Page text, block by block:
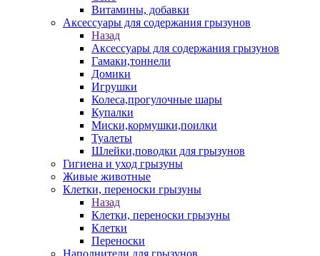
Витамины, добавки
Аксессуары для содержания грызунов
Назад
Аксессуары для содержания грызунов
Гамаки,тоннели
Домики
Игрушки
Колеса,прогулочные шары
Купалки
Миски,кормушки,поилки
Туалеты
Шлейки,поводки для грызунов
Гигиена и уход грызуны
Живые животные
Клетки, переноски грызуны
Назад
Клетки, переноски грызуны
Клетки
Переноски
Наполнители для грызунов